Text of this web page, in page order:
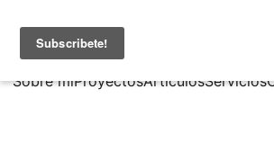
MarcusRB
Sobre míProyectosArtículosServicios